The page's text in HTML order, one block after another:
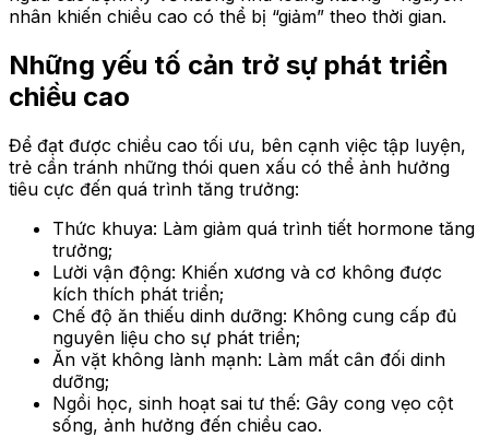
nhân khiến chiều cao có thể bị “giảm” theo thời gian.
Những yếu tố cản trở sự phát triển
chiều cao
Để đạt được chiều cao tối ưu, bên cạnh việc tập luyện,
trẻ cần tránh những thói quen xấu có thể ảnh hưởng
tiêu cực đến quá trình tăng trưởng:
Thức khuya: Làm giảm quá trình tiết hormone tăng
trưởng;
Lười vận động: Khiến xương và cơ không được
kích thích phát triển;
Chế độ ăn thiếu dinh dưỡng: Không cung cấp đủ
nguyên liệu cho sự phát triển;
Ăn vặt không lành mạnh: Làm mất cân đối dinh
dưỡng;
Ngồi học, sinh hoạt sai tư thế: Gây cong vẹo cột
sống, ảnh hưởng đến chiều cao.